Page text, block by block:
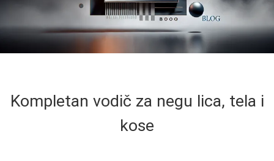
Kompletan vodič za negu lica, tela i
kose